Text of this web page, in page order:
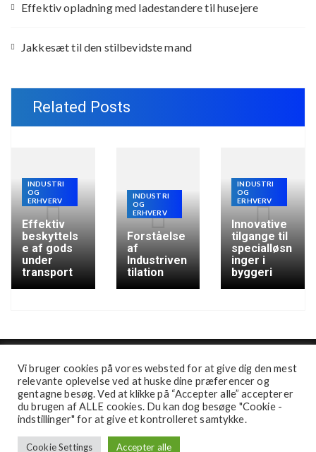
Effektiv opladning med ladestandere til husejere
Jakkesæt til den stilbevidste mand
Related Posts
INDUSTRI
OG
ERHVERV
Effektiv
beskyttels
e af gods
under
transport
INDUSTRI
OG
ERHVERV
Forståelse
af
Industriven
tilation
INDUSTRI
OG
ERHVERV
Innovative
tilgange til
specialløsn
inger i
byggeri
Vi bruger cookies på vores websted for at give dig den mest
relevante oplevelse ved at huske dine præferencer og
gentagne besøg. Ved at klikke på “Accepter alle” accepterer
du brugen af ALLE cookies. Du kan dog besøge "Cookie -
indstillinger" for at give et kontrolleret samtykke.
Cookie Settings Accepter alle